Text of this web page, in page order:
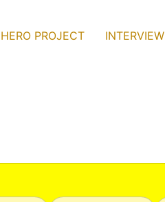
HERO PROJECT INTERVIEW